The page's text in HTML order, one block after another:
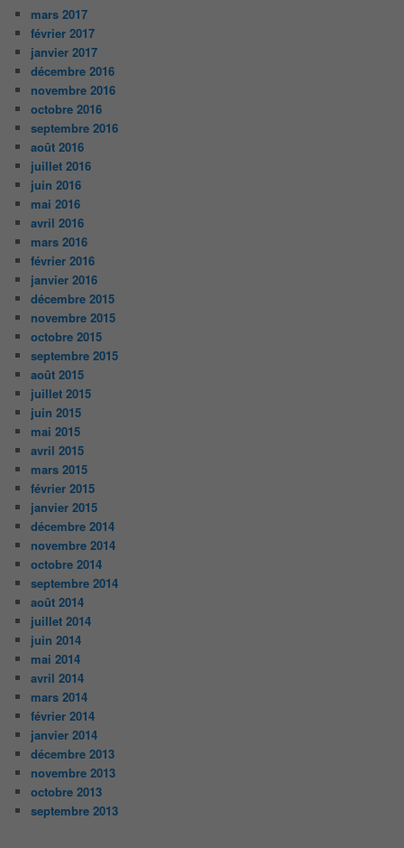
mars 2017
février 2017
janvier 2017
décembre 2016
novembre 2016
octobre 2016
septembre 2016
août 2016
juillet 2016
juin 2016
mai 2016
avril 2016
mars 2016
février 2016
janvier 2016
décembre 2015
novembre 2015
octobre 2015
septembre 2015
août 2015
juillet 2015
juin 2015
mai 2015
avril 2015
mars 2015
février 2015
janvier 2015
décembre 2014
novembre 2014
octobre 2014
septembre 2014
août 2014
juillet 2014
juin 2014
mai 2014
avril 2014
mars 2014
février 2014
janvier 2014
décembre 2013
novembre 2013
octobre 2013
septembre 2013